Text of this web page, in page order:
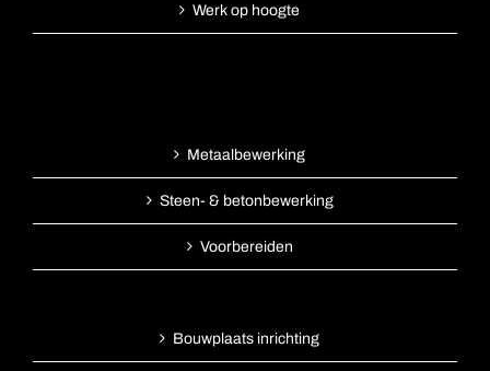
Werk op hoogte
Metaalbewerking
Steen- & betonbewerking
Voorbereiden
Bouwplaats inrichting